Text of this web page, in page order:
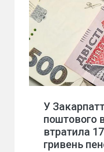
У
поштового
втратила
гривень